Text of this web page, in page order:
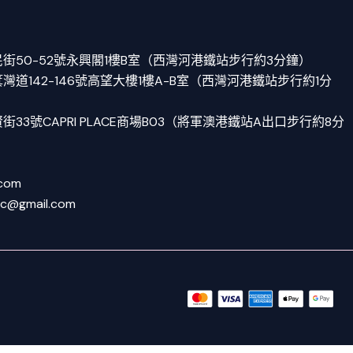
50-52號永興閣1樓B室（西灣河港鐵站步行約3分鐘）
道142-146號高望大樓1樓A-B室（西灣河港鐵站步行約1分
33號CAPRI PLACE商場B03（將軍澳港鐵站A出口步行約8分